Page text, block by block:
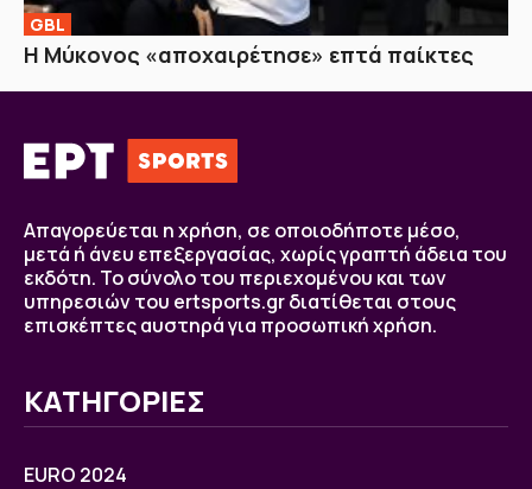
GBL
Η Μύκονος «αποχαιρέτησε» επτά παίκτες
Απαγορεύεται η χρήση, σε οποιοδήποτε μέσο,
μετά ή άνευ επεξεργασίας, χωρίς γραπτή άδεια του
εκδότη. Το σύνολο του περιεχομένου και των
υπηρεσιών του ertsports.gr διατίθεται στους
επισκέπτες αυστηρά για προσωπική χρήση.
ΚΑΤΗΓΟΡΙΕΣ
EURO 2024